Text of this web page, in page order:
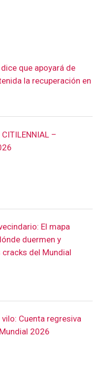
que apoyará de
la recuperación en
–
El mapa
duermen y
cracks del Mundial
vilo: Cuenta regresiva
2026